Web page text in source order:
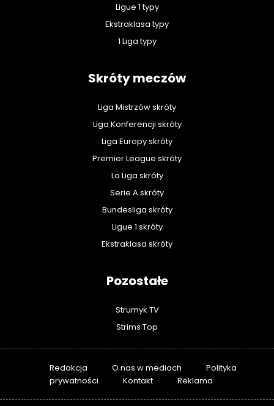
Ligue 1 typy
Ekstraklasa typy
1 Liga typy
Skróty meczów
Liga Mistrzów skróty
Liga Konferencji skróty
Liga Europy skróty
Premier League skróty
La Liga skróty
Serie A skróty
Bundesliga skróty
Ligue 1 skróty
Ekstraklasa skróty
Pozostałe
Strumyk TV
Strims Top
Redakcja O nas w mediach
Polityka
prywatności
Kontakt Reklama